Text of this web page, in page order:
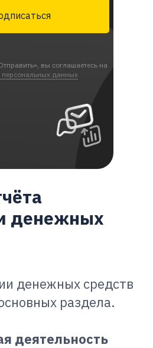
вы соглашаетесь на
персональных данных
денежных
денежных средств
раздела.
деятельность